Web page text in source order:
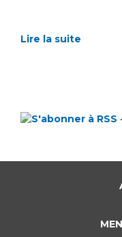
Lire la suite